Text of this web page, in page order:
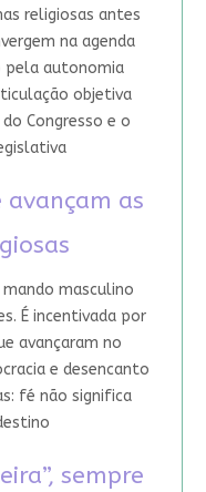
religiosas antes
na agenda
pela autonomia
objetiva
Congresso e o
avançam as
masculino
É incentivada por
avançaram no
e desencanto
fé não significa
sempre